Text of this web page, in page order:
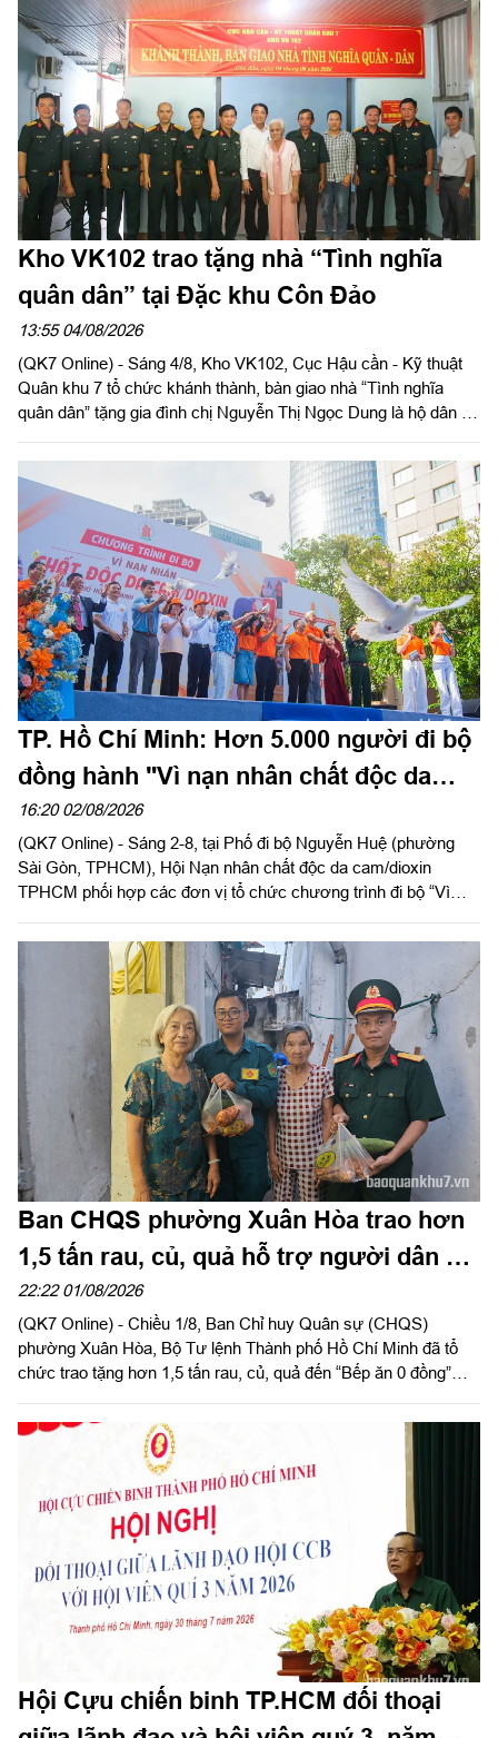
Kho VK102 trao tặng nhà “Tình nghĩa
quân dân” tại Đặc khu Côn Đảo
13:55 04/08/2026
(QK7 Online) - Sáng 4/8, Kho VK102, Cục Hậu cần - Kỹ thuật
Quân khu 7 tổ chức khánh thành, bàn giao nhà “Tình nghĩa
quân dân” tặng gia đình chị Nguyễn Thị Ngọc Dung là hộ dân có
Đảo, Thành phố Hồ Chí Minh. Đại tá Phạm Ngọc Sơn, Chính
ủy Cục Hậu cần - Kỹ thuật Quân khu đến dự và phát biểu chúc
mừng.
TP. Hồ Chí Minh: Hơn 5.000 người đi bộ
đồng hành "Vì nạn nhân chất độc da
cam"
16:20 02/08/2026
(QK7 Online) - Sáng 2-8, tại Phố đi bộ Nguyễn Huệ (phường
Sài Gòn, TPHCM), Hội Nạn nhân chất độc da cam/dioxin
TPHCM phối hợp các đơn vị tổ chức chương trình đi bộ “Vì
năm Ngày Thảm họa da cam ở Việt Nam (10-8-1961 - 10-8-
Ban CHQS phường Xuân Hòa trao hơn
1,5 tấn rau, củ, quả hỗ trợ người dân có
hoàn cảnh khó khăn
22:22 01/08/2026
(QK7 Online) - Chiều 1/8, Ban Chỉ huy Quân sự (CHQS)
phường Xuân Hòa, Bộ Tư lệnh Thành phố Hồ Chí Minh đã tổ
chức trao tặng hơn 1,5 tấn rau, củ, quả đến “Bếp ăn 0 đồng”
Thạnh Mỹ Tây và Tăng Nhơn Phú (Thành phố Hồ Chí Minh).
Hội Cựu chiến binh TP.HCM đối thoại